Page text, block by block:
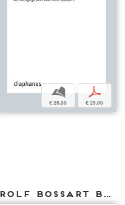
b
€ 25,00
p
€ 25,00
Weitere Texte von Rolf Bossart bei DIAPHANES